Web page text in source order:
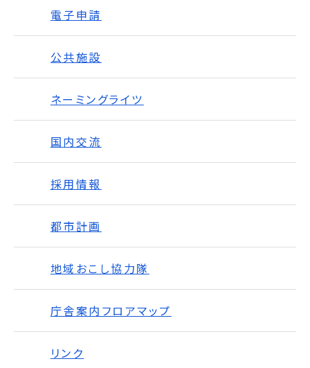
電子申請
公共施設
ネーミングライツ
国内交流
採用情報
都市計画
地域おこし協力隊
庁舎案内フロアマップ
リンク